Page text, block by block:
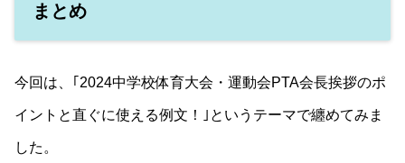
まとめ
今回は、｢2024中学校体育大会・運動会PTA会長挨拶のポ
イントと直ぐに使える例文！｣というテーマで纏めてみま
した。